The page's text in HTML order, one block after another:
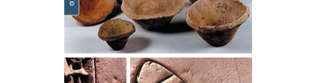
רפאל בנבנשתי